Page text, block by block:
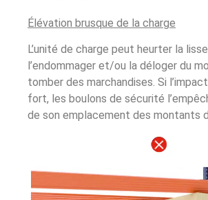
Élévation brusque de la charge
L’unité de charge peut heurter la
l’endommager et/ou la déloger du
tomber des marchandises. Si
fort, les boulons de sécurité
de son emplacement des montants